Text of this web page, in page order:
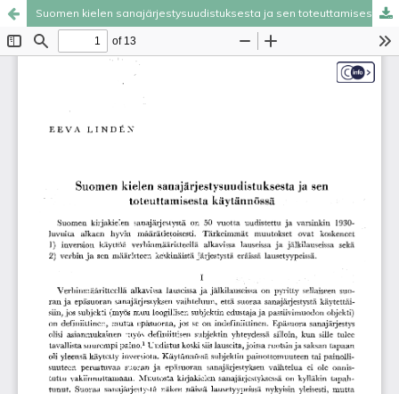
Suomen kielen sanajärjestysuudistuksesta ja sen toteuttamisesta käytännössä
Palvelua ylläpitää Tieteellisten seurain valtuuskunta.